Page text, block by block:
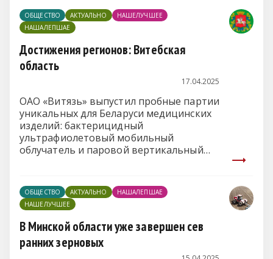
долю в общезаводском потреблении.
ОБЩЕСТВО АКТУАЛЬНО
НАШЕЛУЧШЕЕ
НАШАЛЕПШАЕ
Достижения регионов: Витебская
область
17.04.2025
ОАО «Витязь» выпустил пробные партии
уникальных для Беларуси медицинских
изделий: бактерицидный
ультрафиолетовый мобильный
облучатель и паровой вертикальный
ОБЩЕСТВО АКТУАЛЬНО
НАШАЛЕПШАЕ
НАШЕЛУЧШЕЕ
В Минской области уже завершен сев
ранних зерновых